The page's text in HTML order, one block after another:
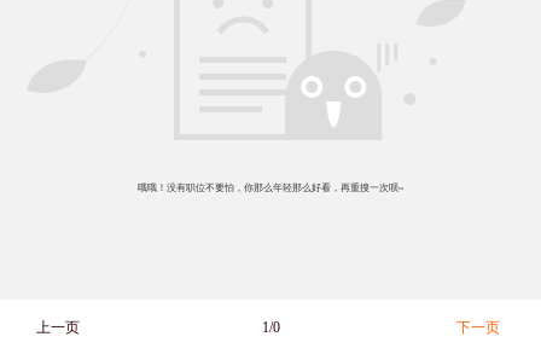
哦哦！没有职位不要怕，你那么年轻那么好看，再重搜一次呗~
上一页 1/0 下一页